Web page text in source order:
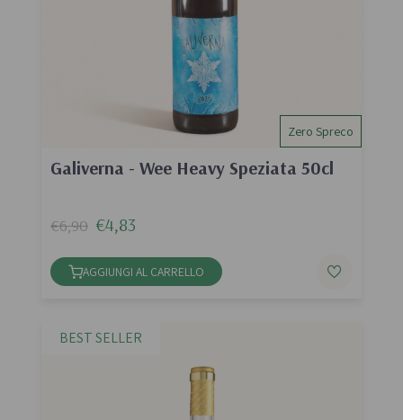
Zero Spreco
Galiverna - Wee Heavy Speziata 50cl
€6,90 €4,83
AGGIUNGI AL CARRELLO
BEST SELLER